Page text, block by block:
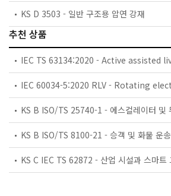
KS D 3503 - 일반 구조용 압연 강재
추천 상품